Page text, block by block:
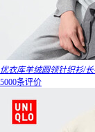
优衣库羊绒圆领针织衫/
5000条评价